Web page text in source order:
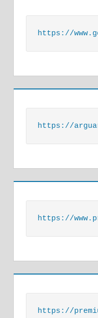
https://
https://
https://
https://